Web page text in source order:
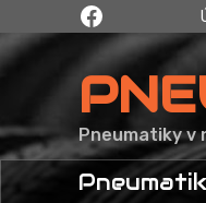
Pneumatiky v